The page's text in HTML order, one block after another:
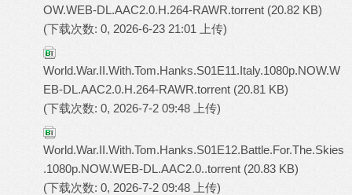
OW.WEB-DL.AAC2.0.H.264-RAWR.torrent (20.82 KB)
(下载次数: 0, 2026-6-23 21:01 上传)
World.War.II.With.Tom.Hanks.S01E11.Italy.1080p.NOW.W
EB-DL.AAC2.0.H.264-RAWR.torrent (20.81 KB)
(下载次数: 0, 2026-7-2 09:48 上传)
World.War.II.With.Tom.Hanks.S01E12.Battle.For.The.Skies
.1080p.NOW.WEB-DL.AAC2.0..torrent (20.83 KB)
(下载次数: 0, 2026-7-2 09:48 上传)